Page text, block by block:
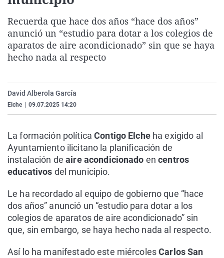
Gente viajera
Como el perro y el
Retornados
Equipo de
Galicia
La Rioja
Televisión
Elecciones
Recuerda que hace dos años “hace dos años”
anunció un “estudio para dotar a los colegios de
aparatos de aire acondicionado” sin que se haya
hecho nada al respecto
David Alberola García
Elche 09.07.2025 14:20
La formación políticaContigo Elcheha exigido al
Ayuntamiento ilicitano la planificación de
instalación deaire acondicionado encentros
educativos del municipio.
Le ha recordado al equipo de gobierno que “hace
dos años” anunció un “estudio para dotar a los
colegios de aparatos de aire acondicionado” sin
que, sin embargo, se haya hecho nada al respecto.
Así lo ha manifestado este miércolesCarlos San